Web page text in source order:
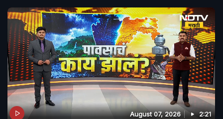
August 07, 2026 2:21